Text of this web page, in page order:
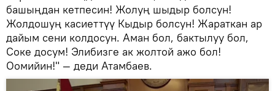
башыңдан кетпесин! Жолуң шыдыр болсун!
Жолдошуң касиеттүү Кыдыр болсун! Жараткан ар
дайым сени колдосун. Аман бол, бактылуу бол,
Соке досум! Элибизге ак жолтой ажо бол!
Оомийин!" — деди Атамбаев.